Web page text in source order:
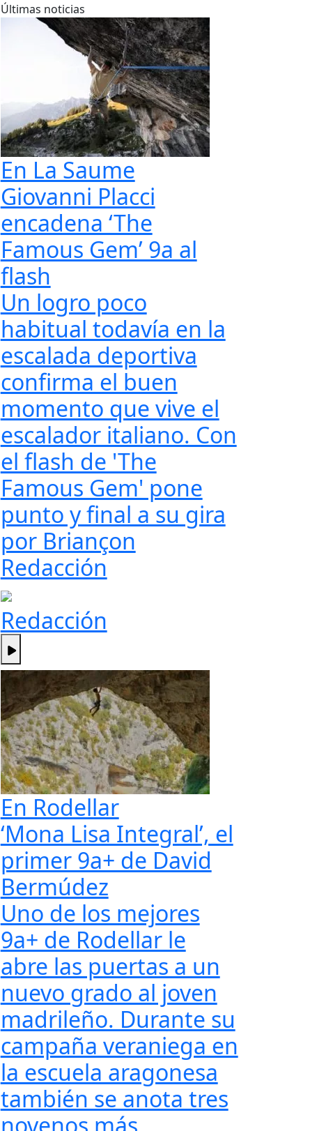
Últimas noticias
En La Saume
Giovanni Placci
encadena ‘The
Famous Gem’ 9a al
flash
Un logro poco
habitual todavía en la
escalada deportiva
confirma el buen
momento que vive el
escalador italiano. Con
el flash de 'The
Famous Gem' pone
punto y final a su gira
por Briançon
Redacción
Redacción
En Rodellar
‘Mona Lisa Integral’, el
primer 9a+ de David
Bermúdez
Uno de los mejores
9a+ de Rodellar le
abre las puertas a un
nuevo grado al joven
madrileño. Durante su
campaña veraniega en
la escuela aragonesa
también se anota tres
novenos más